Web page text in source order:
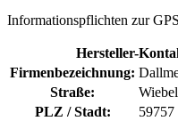
Informationspflichten zur
Hersteller-
Firmenbezeichnung:
Straße:
PLZ / Stadt: